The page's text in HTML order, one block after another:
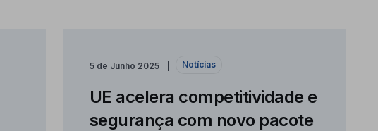
5 de Junho 2025 Notícias
UE acelera competitividade e
segurança com novo pacote